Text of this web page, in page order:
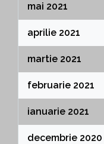
mai 2021
aprilie 2021
martie 2021
februarie 2021
ianuarie 2021
decembrie 2020